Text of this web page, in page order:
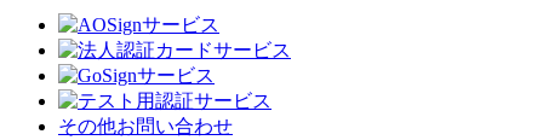
その他お問い合わせ